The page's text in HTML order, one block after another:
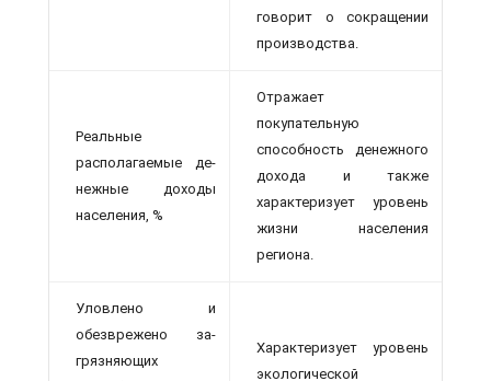
говорит о сокращении
производства.
Реальные
располагаемые де­
нежные доходы
населения, %
Отражает
покупательную
способность денежного
дохода и также
характеризует уровень
жизни населения
региона.
Уловлено и
обезврежено за­
грязняющих
Характеризует уровень
экологической